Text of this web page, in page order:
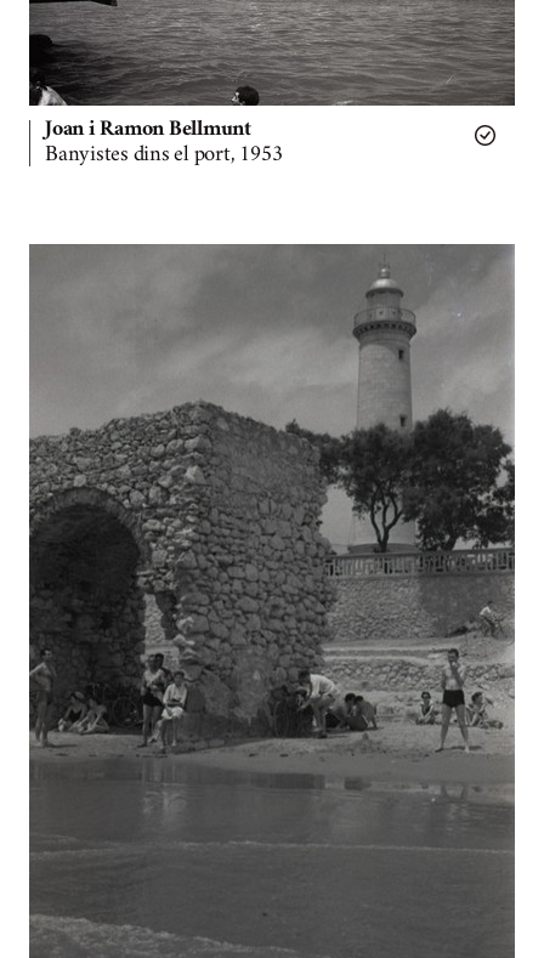
Joan i Ramon Bellmunt
Banyistes dins el port, 1953